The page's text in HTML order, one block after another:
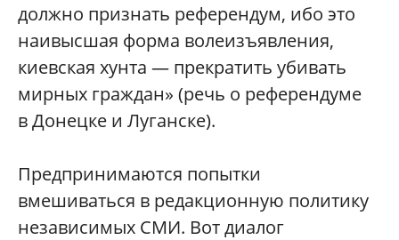
должно признать референдум, ибо это
наивысшая форма волеизъявления,
киевская хунта — прекратить убивать
мирных граждан» (речь о референдуме
в Донецке и Луганске).
Предпринимаются попытки
вмешиваться в редакционную политику
независимых СМИ. Вот диалог